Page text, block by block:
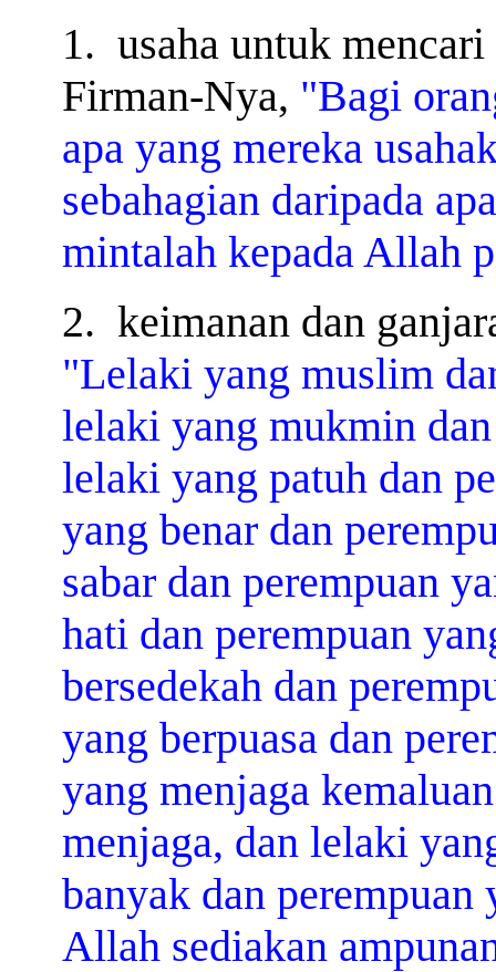
1. usaha untuk
Firman-Nya, "Bagi
apa yang mereka
sebahagian daripada
mintalah kepada Allah
2. keimanan dan
"Lelaki yang muslim
lelaki yang mukmin
lelaki yang patuh dan
yang benar dan
sabar dan perempuan
hati dan perempuan
bersedekah dan
yang berpuasa dan
yang menjaga
menjaga, dan lelaki
banyak dan
Allah sediakan